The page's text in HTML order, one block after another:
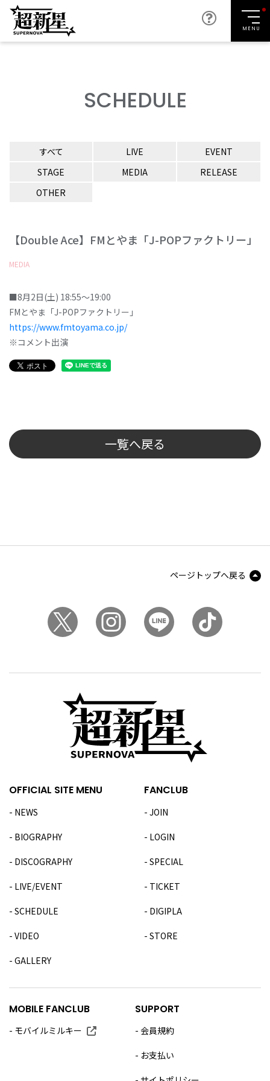
MENU
SCHEDULE
すべて LIVE
EVENT
STAGE
MEDIA
RELEASE
OTHER
【Double Ace】FMとやま「J-POPファクトリー」
MEDIA
■8月2日(土) 18:55～19:00
FMとやま「J-POPファクトリー」
https://www.fmtoyama.co.jp/
※コメント出演
一覧へ戻る
ページトップへ戻る
OFFICIAL SITE MENU
NEWS
BIOGRAPHY
DISCOGRAPHY
LIVE/EVENT
SCHEDULE
VIDEO
GALLERY
FANCLUB
JOIN
LOGIN
SPECIAL
TICKET
DIGIPLA
STORE
MOBILE FANCLUB
モバイルミルキー
SUPPORT
会員規約
お支払い